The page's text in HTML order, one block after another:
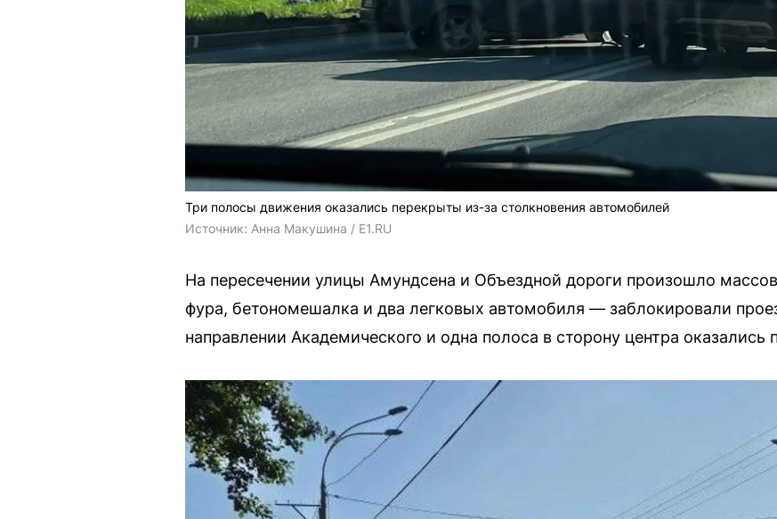
Три полосы движения оказались перекрыты из-за столкновения автомобилей
Источник: Анна Макушина / E1.RU
На пересечении улицы Амундсена и Объездной дороги произошло
фура, бетономешалка и два легковых автомобиля — заблокировали
направлении Академического и одна полоса в сторону центра